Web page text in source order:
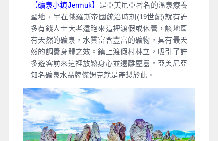
【礦泉小鎮Jermuk】 是亞美尼亞著名的溫泉療養
聖地，早在俄羅斯帝國統治時期(19世紀)就有許
多有錢人士大老遠跑來這裡渡假或休養，該地區
有天然的礦泉，水質富含豐富的礦物，具有最天
然的調養身體之效。鎮上渡假村林立，吸引了許
多遊客前來這裡放鬆身心並遠離塵囂。亞美尼亞
知名礦泉水品牌傑姆克就是產製於此。